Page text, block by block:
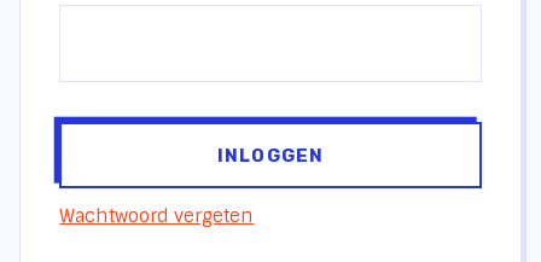
Wachtwoord vergeten